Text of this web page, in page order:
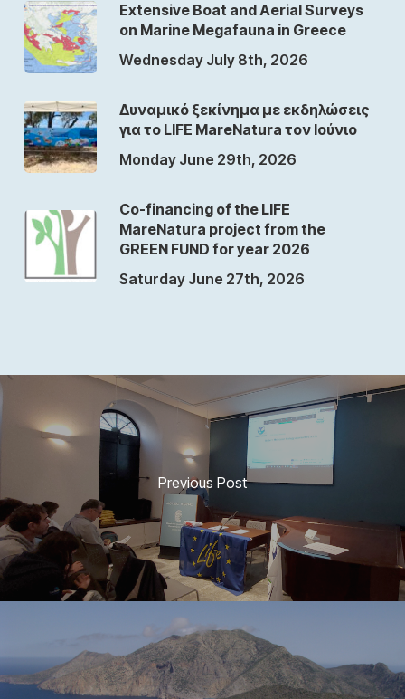
Extensive Boat and Aerial Surveys
on Marine Megafauna in Greece
Wednesday July 8th, 2026
Δυναμικό ξεκίνημα με εκδηλώσεις
για το LIFE MareNatura τον Ιούνιο
Monday June 29th, 2026
Co-financing of the LIFE
MareNatura project from the
GREEN FUND for year 2026
Saturday June 27th, 2026
Previous Post